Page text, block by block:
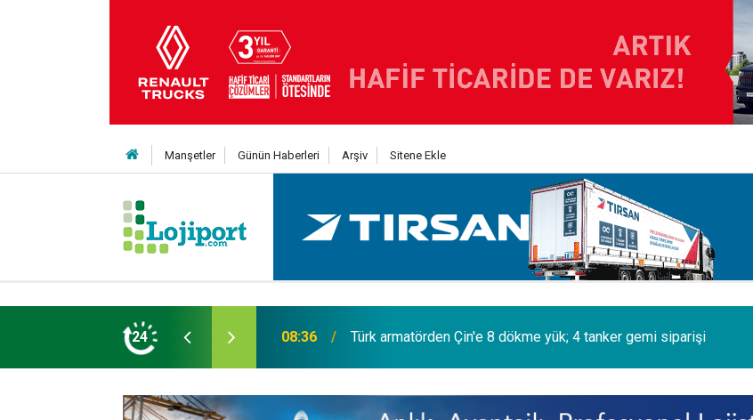
Manşetler Günün Haberleri Arşiv Sitene Ekle
24
4 tanker gemi siparişi 18:04 Enver Geçgel Turizm, filosuna 63 Yıldız daha kattı